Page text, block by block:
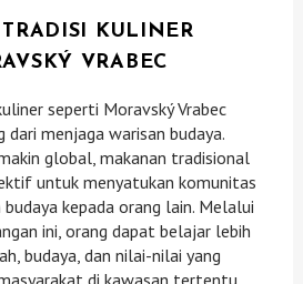
KULINER
VRABEC
seperti Moravský Vrabec
dari menjaga warisan budaya.
global, makanan tradisional
untuk menyatukan komunitas
kepada orang lain. Melalui
ini, orang dapat belajar lebih
budaya, dan nilai-nilai yang